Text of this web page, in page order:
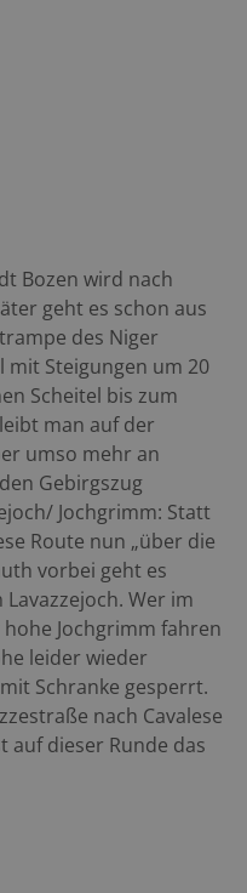
Bozen wird nach
geht es schon aus
des Niger
Steigungen um 20
Scheitel bis zum
man auf der
umso mehr an
Gebirgszug
Jochgrimm: Statt
Route nun „über die
vorbei geht es
Wer im
Jochgrimm fahren
leider wieder
Schranke gesperrt.
nach Cavalese
auf dieser Runde das